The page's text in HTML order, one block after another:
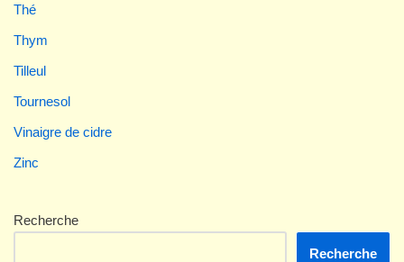
Thé
Thym
Tilleul
Tournesol
Vinaigre de cidre
Zinc
Recherche
Recherche